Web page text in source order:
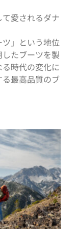
愛されるダナ
」という地位
たブーツを製
時代の変化に
最高品質のブ